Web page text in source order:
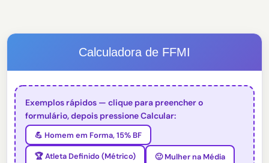
Calculadora de FFMI
Exemplos rápidos — clique para preencher o
formulário, depois pressione Calcular:
💪 Homem em Forma, 15% BF
🏆 Atleta Definido (Métrico) 🙂 Mulher na Média